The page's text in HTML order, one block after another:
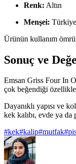
Renk: Altın
Menşei: Türkiye
Ürünün kullanım
Sonuç ve
Emsan Griss Four In
çok beğendiği
Dayanıklı yapısı ve
kek kalıbı, evde ya
#kek#kalip#mutfak#